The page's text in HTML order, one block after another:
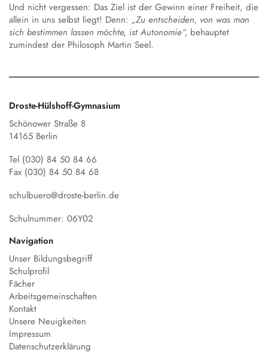
Und nicht vergessen: Das Ziel ist der Gewinn einer Freiheit, die
allein in uns selbst liegt! Denn: „Zu entscheiden, von was man
sich bestimmen lassen möchte, ist Autonomie“, behauptet
zumindest der Philosoph Martin Seel.
Droste-Hülshoff-Gymnasium
Schönower Straße 8
14165 Berlin
Tel (030) 84 50 84 66
Fax (030) 84 50 84 68
schulbuero@droste-berlin.de
Schulnummer: 06Y02
Navigation
Unser Bildungsbegriff
Schulprofil
Fächer
Arbeitsgemeinschaften
Kontakt
Unsere Neuigkeiten
Impressum
Datenschutzerklärung